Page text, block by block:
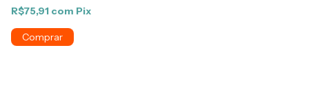
R$75,91 com Pix